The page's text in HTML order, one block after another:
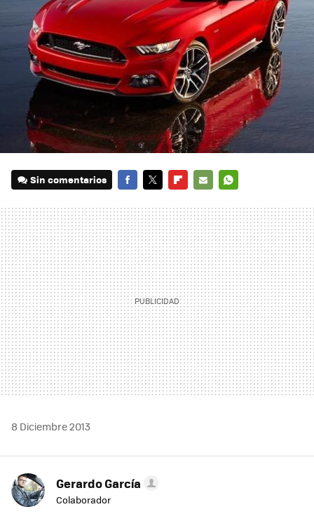
Sin comentarios
MAIL
8 Diciembre 2013
Gerardo García
Colaborador